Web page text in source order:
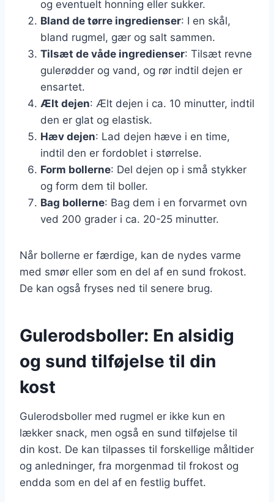
og eventuelt honning eller sukker.
Bland de tørre ingredienser: I en skål,
bland rugmel, gær og salt sammen.
Tilsæt de våde ingredienser: Tilsæt revne
gulerødder og vand, og rør indtil dejen er
ensartet.
Ælt dejen: Ælt dejen i ca. 10 minutter, indtil
den er glat og elastisk.
Hæv dejen: Lad dejen hæve i en time,
indtil den er fordoblet i størrelse.
Form bollerne: Del dejen op i små stykker
og form dem til boller.
Bag bollerne: Bag dem i en forvarmet ovn
ved 200 grader i ca. 20-25 minutter.
Når bollerne er færdige, kan de nydes varme
med smør eller som en del af en sund frokost.
De kan også fryses ned til senere brug.
Gulerodsboller: En alsidig
og sund tilføjelse til din
kost
Gulerodsboller med rugmel er ikke kun en
lækker snack, men også en sund tilføjelse til
din kost. De kan tilpasses til forskellige måltider
og anledninger, fra morgenmad til frokost og
endda som en del af en festlig buffet.